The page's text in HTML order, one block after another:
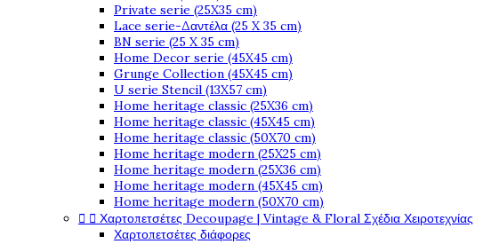
Private serie (25X35 cm)
Lace serie-Δαντέλα (25 X 35 cm)
BN serie (25 X 35 cm)
Home Decor serie (45X45 cm)
Grunge Collection (45X45 cm)
U serie Stencil (13X57 cm)
Home heritage classic (25X36 cm)
Home heritage classic (45X45 cm)
Home heritage classic (50X70 cm)
Home heritage modern (25X25 cm)
Home heritage modern (25X36 cm)
Home heritage modern (45X45 cm)
Home heritage modern (50X70 cm)
  Χαρτοπετσέτες Decoupage | Vintage & Floral Σχέδια Χειροτεχνίας
Χαρτοπετσέτες διάφορες